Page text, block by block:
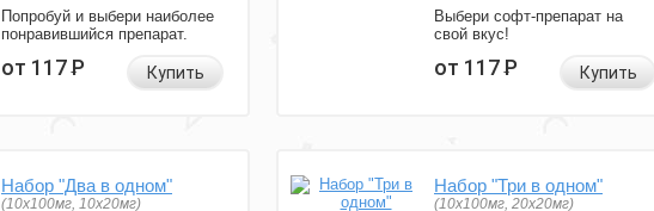
Попробуй и выбери наиболее
понравившийся препарат.
от 117Р Купить
Выбери софт-препарат на
свой вкус!
от 117Р Купить
Набор "Два в одном"
(10x100мг, 10x20мг)
Набор "Три в одном"
(10x100мг, 20x20мг)